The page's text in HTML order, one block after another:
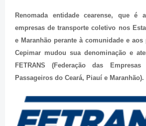
Renomada entidade cearense, que é
empresas de transporte coletivo nos
e Maranhão perante à comunidade e
Cepimar mudou sua denominação e
FETRANS (Federação das
Passageiros do Ceará, Piauí e Maranhão).